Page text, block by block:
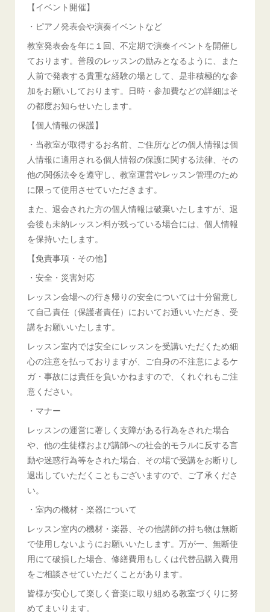
【イベント開催】
・ピアノ発表会や演奏イベントなど
教室発表会を年に１回、不定期で演奏イベントを開催し
ております。普段のレッスンの励みとなるように、また
人前で発表する貴重な経験の場として、是非積極的な参
加をお願いしております。日時・参加費などの詳細はそ
の都度お知らせいたします。
【個人情報の保護】
・当教室が取得するお名前、ご住所などの個人情報は個
人情報に適用される個人情報の保護に関する法律、その
他の関係法令を遵守し、教室運営やレッスン管理のため
に限って使用させていただきます。
また、退会された方の個人情報は破棄いたしますが、退
会後も未納レッスン料が残っている場合には、個人情報
を保持いたします。
【免責事項・その他】
・安全・災害対応
レッスン会場への行き帰りの安全については十分留意し
て自己責任（保護者責任）においてお通いいただき、受
講をお願いいたします。
レッスン室内では安全にレッスンを受講いただくため細
心の注意を払っておりますが、ご自身の不注意によるケ
ガ・事故には責任を負いかねますので、くれぐれもご注
意ください。
・マナー
レッスンの運営に著しく支障がある行為をされた場合
や、他の生徒様および講師への社会的モラルに反する言
動や迷惑行為等をされた場合、その場で受講をお断りし
退出していただくこともございますので、ご了承くださ
い。
・室内の機材・楽器について
レッスン室内の機材・楽器、その他講師の持ち物は無断
で使用しないようにお願いいたします。万が一、無断使
用にて破損した場合、修繕費用もしくは代替品購入費用
をご相談させていただくことがあります。
皆様が安心して楽しく音楽に取り組める教室づくりに努
めてまいります。